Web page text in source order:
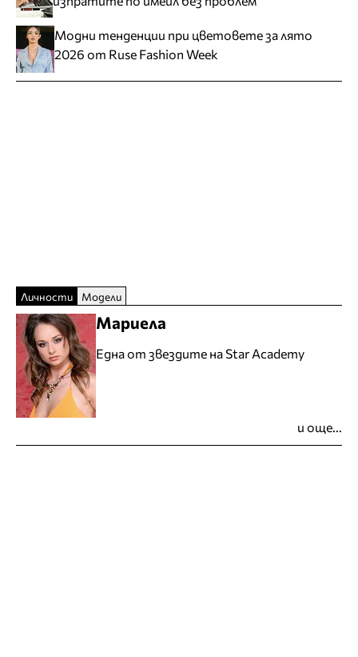
Модни тенденции при цветовете за лято
2026 от Ruse Fashion Week
Личности Модели
Мариела
Една от звездите на Star Academy
и още...